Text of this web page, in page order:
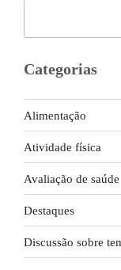
Categorias
Alimentação
Atividade física
Avaliação de saúde
Destaques
Discussão sobre